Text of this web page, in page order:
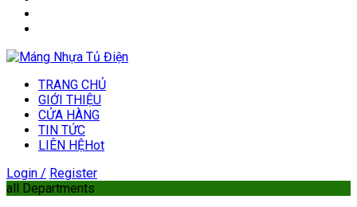
TRANG CHỦ
GIỚI THIỆU
CỬA HÀNG
TIN TỨC
LIÊN HỆHot
Login / Register
all Departments